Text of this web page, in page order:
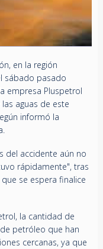
en la región
sábado pasado
empresa Pluspetrol
aguas de este
informó la
del accidente aún no
rápidamente", tras
se espera finalice
la cantidad de
petróleo que han
cercanas, ya que